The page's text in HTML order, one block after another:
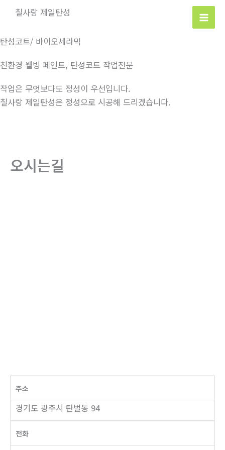
로
건
뛰
기
칠사랑 제일탄성
탄성코트/ 바이오세라믹
친환경 웰빙 페인트, 탄성코트 작업전문
작업은 무엇보다도 정성이 우선입니다.
칠사랑 제일탄성은 정성으로 시공해 드리겠습니다.
오시는길
주소
경기도 광주시 탄벌동 94
전화